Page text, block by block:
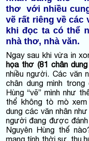
thơ với nhiều
vẽ rất riêng về các
khi đọc ta có thể
nhà thơ, nhà văn.
Ngay sau khi vừa in
họa thơ (81 chân
nhiều người. Các văn
chân dung mình
Hùng “vẽ” mình như
thể không tò mò xem
dung các văn nhân
người đang được
Nguyên Hùng thế
mang tính thời sự, thu